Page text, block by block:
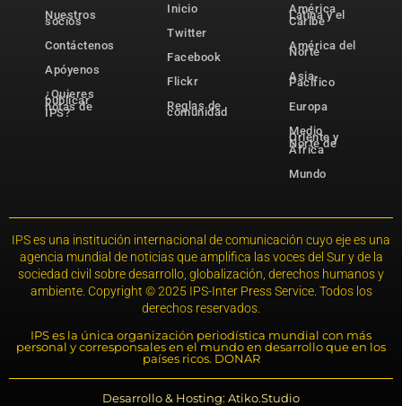
Nuestros
socios
Contáctenos
Apóyenos
¿Quieres
publicar
notas de
IPS?
Inicio
Twitter
Facebook
Flickr
Reglas de
comunidad
América
Latina y el
Caribe
América del
Norte
Asia-
Pacífico
Europa
Medio
Oriente y
Norte de
África
Mundo
IPS es una institución internacional de comunicación cuyo eje es una
agencia mundial de noticias que amplifica las voces del Sur y de la
sociedad civil sobre desarrollo, globalización, derechos humanos y
ambiente. Copyright © 2025 IPS-Inter Press Service. Todos los
derechos reservados.
IPS es la única organización periodística mundial con más
personal y corresponsales en el mundo en desarrollo que en los
países ricos. DONAR
Desarrollo & Hosting: Atiko.Studio